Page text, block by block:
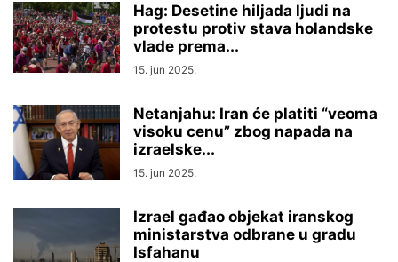
Hag: Desetine hiljada ljudi na
protestu protiv stava holandske
vlade prema...
15. jun 2025.
Netanjahu: Iran će platiti “veoma
visoku cenu” zbog napada na
izraelske...
15. jun 2025.
Izrael gađao objekat iranskog
ministarstva odbrane u gradu
Isfahanu